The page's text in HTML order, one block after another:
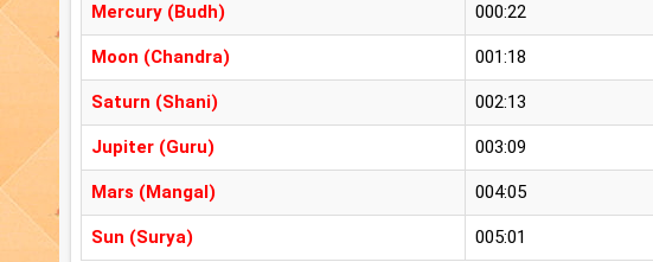
Mercury (Budh) 000:22
Moon (Chandra) 001:18
Saturn (Shani) 002:13
Jupiter (Guru) 003:09
Mars (Mangal) 004:05
Sun (Surya) 005:01